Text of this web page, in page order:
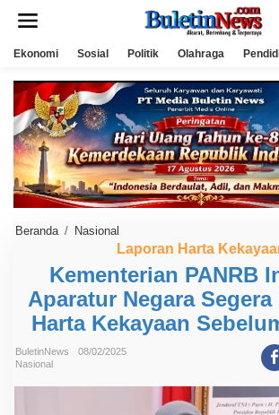
Ekonomi Sosial Politik Olahraga
Beranda / Nasional
e
m
e
n
e
a
Laporan Harta
Kementerian PANRB
Aparatur Negara
Harta Kekayaan
BuletinNews
08/02/2025
Nasional